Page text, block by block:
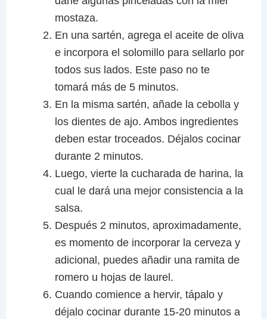
mostaza.
En una sartén, agrega el aceite de oliva
e incorpora el solomillo para sellarlo por
todos sus lados. Este paso no te
tomará más de 5 minutos.
En la misma sartén, añade la cebolla y
los dientes de ajo. Ambos ingredientes
deben estar troceados. Déjalos cocinar
durante 2 minutos.
Luego, vierte la cucharada de harina, la
cual le dará una mejor consistencia a la
salsa.
Después 2 minutos, aproximadamente,
es momento de incorporar la cerveza y
adicional, puedes añadir una ramita de
romero u hojas de laurel.
Cuando comience a hervir, tápalo y
déjalo cocinar durante 15-20 minutos a